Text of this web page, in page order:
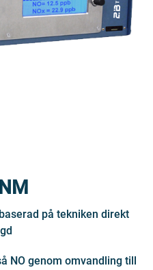
på tekniken direkt
NO genom omvandling till